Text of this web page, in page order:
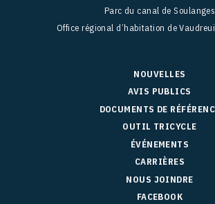
Parc du canal de Soulanges
Office régional d’habitation de
NOUVELLES
AVIS PUBLICS
DOCUMENTS DE
OUTIL TRICYCLE
ÉVÉNEMENTS
CARRIÈRES
NOUS JOINDRE
FACEBOOK